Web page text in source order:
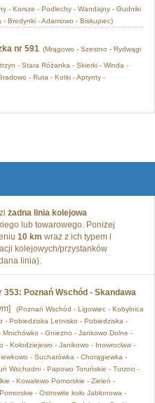
- Korsze - Podlechy - Wandajny - Gudniki
Bredynki - Adamowo - Biskupiec)
nr 591 (Mrągowo - Szestno - Rydwągi
- Stara Różanka - Skierki - Winda -
- Ruta - Kotki - Aptynty -
żadna linia kolejowa
lub towarowego. Poniżej
10 km wraz z ich typem i
kolejowych/przystanków
linia).
353: Poznań Wschód - Skandawa
(Poznań Wschód - Ligowiec - Kobylnica
- Pobiedziska Letnisko - Pobiedziska -
Mnichówko - Gniezno - Jankowo Dolne -
Kołodziejewo - Janikowo - Inowrocław -
- Suchatówka - Chorągiewka -
Wschodni - Papowo Toruńskie - Turzno -
- Kowalewo Pomorskie - Zieleń -
- Ostrowite koło Jabłonowa -